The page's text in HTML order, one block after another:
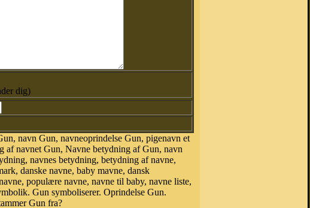
dig)
navn Gun, navneoprindelse Gun, pigenavn et
af navnet Gun, Navne betydning af Gun, navn
navnes betydning, betydning af navne,
danske navne, baby mavne, dansk
populære navne, navne til baby, navne liste,
Gun symboliserer. Oprindelse Gun.
Gun fra?